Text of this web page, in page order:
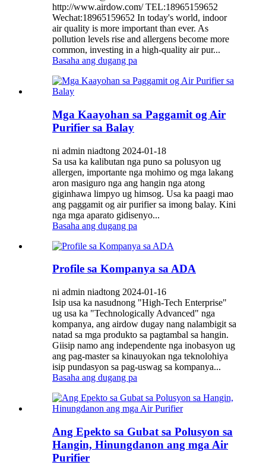
http://www.airdow.com/ TEL:18965159652
Wechat:18965159652 In today's world, indoor
air quality is more important than ever. As
pollution levels rise and allergens become more
common, investing in a high-quality air pur...
Basaha ang dugang pa
Mga Kaayohan sa Paggamit og Air
Purifier sa Balay
ni admin niadtong 2024-01-18
Sa usa ka kalibutan nga puno sa polusyon ug
allergen, importante nga mohimo og mga lakang
aron masiguro nga ang hangin nga atong
giginhawa limpyo ug himsog. Usa ka paagi mao
ang paggamit og air purifier sa imong balay. Kini
nga mga aparato gidisenyo...
Basaha ang dugang pa
Profile sa Kompanya sa ADA
ni admin niadtong 2024-01-16
Isip usa ka nasudnong "High-Tech Enterprise"
ug usa ka "Technologically Advanced" nga
kompanya, ang airdow dugay nang nalambigit sa
natad sa mga produkto sa pagtambal sa hangin.
Giisip namo ang independente nga inobasyon ug
ang pag-master sa kinauyokan nga teknolohiya
isip pundasyon sa pag-uswag sa kompanya...
Basaha ang dugang pa
Ang Epekto sa Gubat sa Polusyon sa
Hangin, Hinungdanon ang mga Air
Purifier